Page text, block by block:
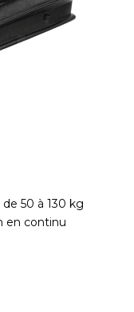
50 à 130 kg
en continu